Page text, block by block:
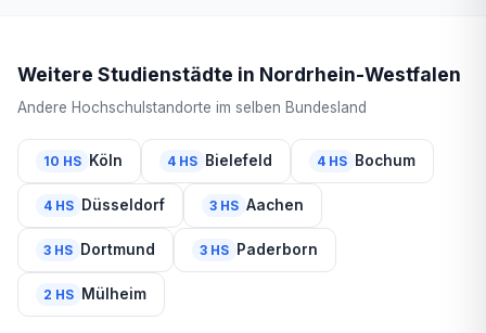
Weitere Studienstädte in Nordrhein-Westfalen
Andere Hochschulstandorte im selben Bundesland
10 HS Köln 4 HS Bielefeld 4 HS Bochum
4 HS Düsseldorf 3 HS Aachen
3 HS Dortmund 3 HS Paderborn
2 HS Mülheim